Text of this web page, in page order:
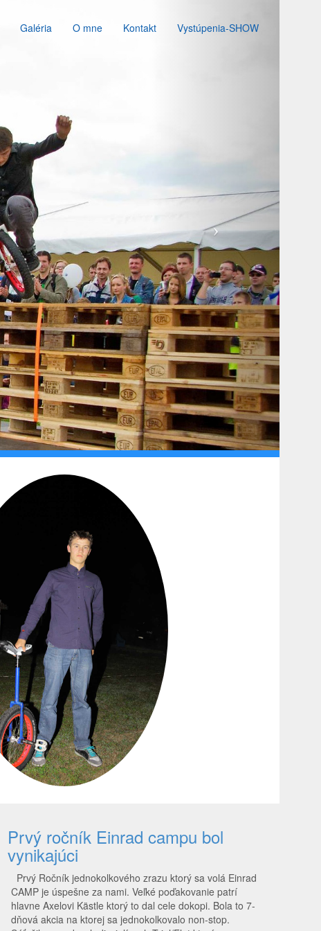
Galéria O mne Kontakt Vystúpenia-SHOW
Prvý ročník Einrad campu bol
vynikajúci
Prvý Ročník jednokolkového zrazu ktorý sa volá Einrad
CAMP je úspešne za nami. Veľké poďakovanie patrí
hlavne Axelovi Kästle ktorý to dal cele dokopi. Bola to 7-
dňová akcia na ktorej sa jednokolkovalo non-stop.